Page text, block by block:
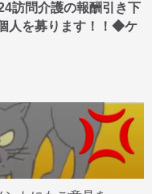
訪問介護の報酬引き下
人を募ります！！◆ケ